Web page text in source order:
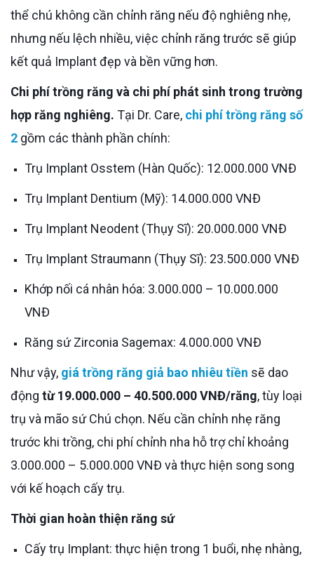
thể chú không cần chỉnh răng nếu độ nghiêng nhẹ,
nhưng nếu lệch nhiều, việc chỉnh răng trước sẽ giúp
kết quả Implant đẹp và bền vững hơn.
Chi phí trồng răng và chi phí phát sinh trong trường
hợp răng nghiêng. Tại Dr. Care, chi phí trồng răng số
2 gồm các thành phần chính:
Trụ Implant Osstem (Hàn Quốc): 12.000.000 VNĐ
Trụ Implant Dentium (Mỹ): 14.000.000 VNĐ
Trụ Implant Neodent (Thụy Sĩ): 20.000.000 VNĐ
Trụ Implant Straumann (Thụy Sĩ): 23.500.000 VNĐ
Khớp nối cá nhân hóa: 3.000.000 – 10.000.000
VNĐ
Răng sứ Zirconia Sagemax: 4.000.000 VNĐ
Như vậy, giá trồng răng giả bao nhiêu tiền sẽ dao
động từ 19.000.000 – 40.500.000 VNĐ/răng, tùy loại
trụ và mão sứ Chú chọn. Nếu cần chỉnh nhẹ răng
trước khi trồng, chi phí chỉnh nha hỗ trợ chỉ khoảng
3.000.000 – 5.000.000 VNĐ và thực hiện song song
với kế hoạch cấy trụ.
Thời gian hoàn thiện răng sứ
Cấy trụ Implant: thực hiện trong 1 buổi, nhẹ nhàng,